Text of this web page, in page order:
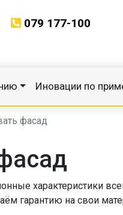
079 177-100
Иновации по
фасад
характеристики
гарантию на свои